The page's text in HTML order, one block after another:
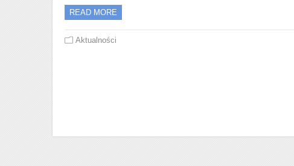
READ MORE
Aktualności